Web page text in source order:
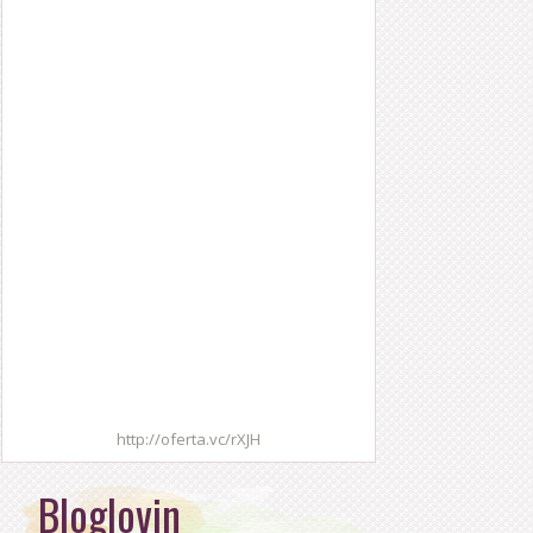
http://oferta.vc/rXJH
Bloglovin